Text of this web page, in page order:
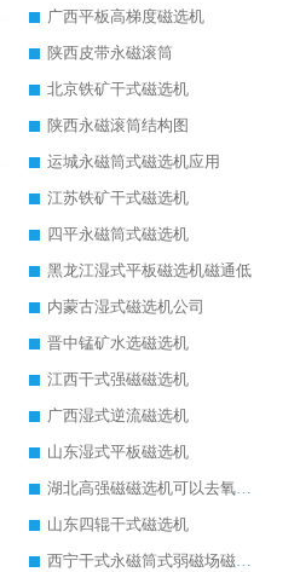
广西平板高梯度磁选机
陕西皮带永磁滚筒
北京铁矿干式磁选机
陕西永磁滚筒结构图
运城永磁筒式磁选机应用
江苏铁矿干式磁选机
四平永磁筒式磁选机
黑龙江湿式平板磁选机磁通低
内蒙古湿式磁选机公司
晋中锰矿水选磁选机
江西干式强磁磁选机
广西湿式逆流磁选机
山东湿式平板磁选机
湖北高强磁磁选机可以去氧化铝
山东四辊干式磁选机
西宁干式永磁筒式弱磁场磁选机结构图